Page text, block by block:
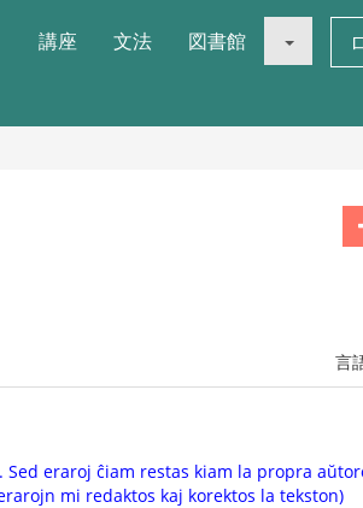
講座 文法 図書館
言
eraroj ĉiam restas kiam la propra
mi redaktos kaj korektos la tekston)